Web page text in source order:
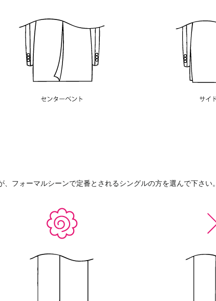
フォーマルシーンで定番とされるシングルの方を選んで下さい。